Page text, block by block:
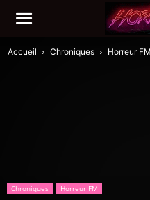
Accueil Chroniques Horreur FM
Chroniques Horreur FM